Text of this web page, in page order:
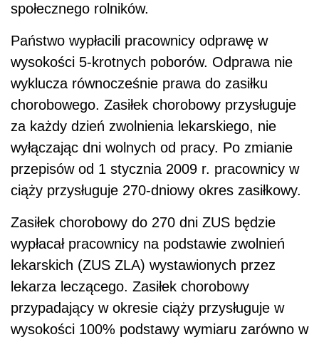
społecznego rolników.
Państwo wypłacili pracownicy odprawę w
wysokości 5-krotnych poborów. Odprawa nie
wyklucza równocześnie prawa do zasiłku
chorobowego. Zasiłek chorobowy przysługuje
za każdy dzień zwolnienia lekarskiego, nie
wyłączając dni wolnych od pracy. Po zmianie
przepisów od 1 stycznia 2009 r. pracownicy w
ciąży przysługuje 270-dniowy okres zasiłkowy.
Zasiłek chorobowy do 270 dni ZUS będzie
wypłacał pracownicy na podstawie zwolnień
lekarskich (ZUS ZLA) wystawionych przez
lekarza leczącego. Zasiłek chorobowy
przypadający w okresie ciąży przysługuje w
wysokości 100% podstawy wymiaru zarówno w